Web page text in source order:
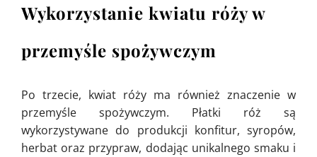
Wykorzystanie kwiatu róży w
przemyśle spożywczym
Po trzecie, kwiat róży ma również znaczenie w
przemyśle spożywczym. Płatki róż są
wykorzystywane do produkcji konfitur, syropów,
herbat oraz przypraw, dodając unikalnego smaku i